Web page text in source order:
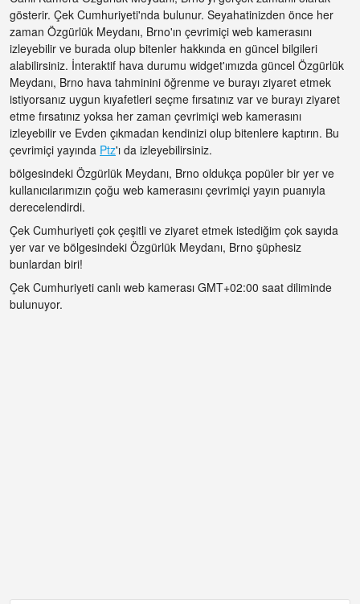
gösterir. Çek Cumhuriyeti'nda bulunur. Seyahatinizden önce her
zaman Özgürlük Meydanı, Brno'ın çevrimiçi web kamerasını
izleyebilir ve burada olup bitenler hakkında en güncel bilgileri
alabilirsiniz. İnteraktif hava durumu widget'ımızda güncel Özgürlük
Meydanı, Brno hava tahminini öğrenme ve burayı ziyaret etmek
istiyorsanız uygun kıyafetleri seçme fırsatınız var ve burayı ziyaret
etme fırsatınız yoksa her zaman çevrimiçi web kamerasını
izleyebilir ve Evden çıkmadan kendinizi olup bitenlere kaptırın. Bu
çevrimiçi yayında Ptz'ı da izleyebilirsiniz.
bölgesindeki Özgürlük Meydanı, Brno oldukça popüler bir yer ve
kullanıcılarımızın çoğu web kamerasını çevrimiçi yayın puanıyla
derecelendirdi.
Çek Cumhuriyeti çok çeşitli ve ziyaret etmek istediğim çok sayıda
yer var ve bölgesindeki Özgürlük Meydanı, Brno şüphesiz
bunlardan biri!
Çek Cumhuriyeti canlı web kamerası GMT+02:00 saat diliminde
bulunuyor.